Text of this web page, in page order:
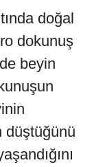
doğal
dokunuş
beyin
düştüğünü